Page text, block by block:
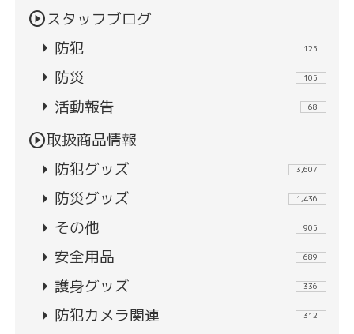
play_circleスタッフブログ
arrow_right 防犯 125
arrow_right 防災 105
arrow_right 活動報告 68
play_circle取扱商品情報
arrow_right 防犯グッズ 3,607
arrow_right 防災グッズ 1,436
arrow_right その他 905
arrow_right 安全用品 689
arrow_right 護身グッズ 336
arrow_right 防犯カメラ関連 312